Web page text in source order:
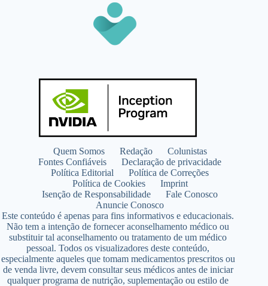
Quem Somos Redação
Colunistas
Fontes Confiáveis
Declaração de privacidade
Política Editorial
Política de Correções
Política de Cookies
Imprint
Isenção de Responsabilidade
Fale Conosco
Anuncie Conosco
Este conteúdo é apenas para fins informativos e educacionais.
Não tem a intenção de fornecer aconselhamento médico ou
substituir tal aconselhamento ou tratamento de um médico
pessoal. Todos os visualizadores deste conteúdo,
especialmente aqueles que tomam medicamentos prescritos ou
de venda livre, devem consultar seus médicos antes de iniciar
qualquer programa de nutrição, suplementação ou estilo de